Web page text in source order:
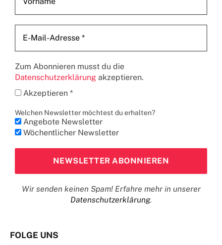
Zum Abonnieren musst du die
Datenschutzerklärung akzeptieren.
Akzeptieren *
Welchen Newsletter möchtest du erhalten?
Angebote Newsletter
Wöchentlicher Newsletter
Wir senden keinen Spam! Erfahre mehr in unserer
Datenschutzerklärung.
FOLGE UNS